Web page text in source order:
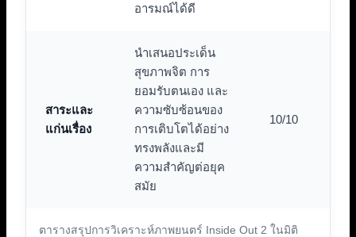
ตารางสรุปการวิเคราะห์ภาพยนตร์ Inside Out 2 ในมิติ
อารมณ์ได้ดี
สาระและ
แก่นเรื่อง
นำเสนอประเด็น
สุขภาพจิต การ
ยอมรับตนเอง และ
ความซับซ้อนของ
การเติบโตได้อย่าง
ทรงพลังและมี
ความสำคัญต่อยุค
สมัย
10/10